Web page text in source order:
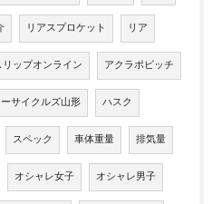
リアスプロケット リア
リップオンライン アクラポビッチ
サイクルズ山形 ハスク
スペック 車体重量 排気量
オシャレ女子 オシャレ男子